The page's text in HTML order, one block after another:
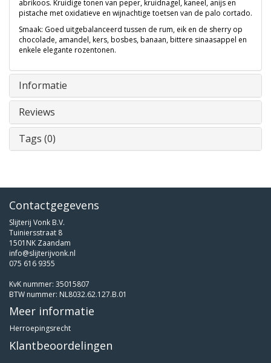
abrikoos. Kruidige tonen van peper, kruidnagel, kaneel, anijs en
pistache met oxidatieve en wijnachtige toetsen van de palo cortado.
Smaak: Goed uitgebalanceerd tussen de rum, eik en de sherry op
chocolade, amandel, kers, bosbes, banaan, bittere sinaasappel en
enkele elegante rozentonen.
Informatie
Reviews
Tags (0)
Contactgegevens
Slijterij Vonk B.V.
Tuiniersstraat 8
1501NK Zaandam
info@slijterijvonk.nl
075 616 9355
KvK nummer: 35015807
BTW nummer: NL8032.62.127.B.01
Meer informatie
Herroepingsrecht
Klantbeoordelingen